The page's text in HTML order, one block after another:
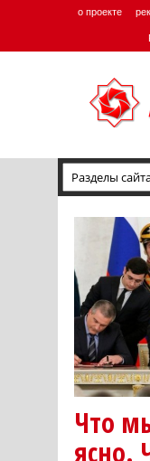
о проекте
Что
ясно.